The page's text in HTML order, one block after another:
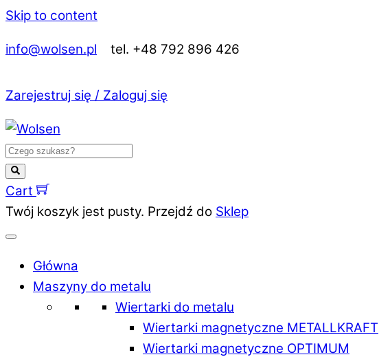
Skip to content
info@wolsen.pl tel. +48 792 896 426
Zarejestruj się / Zaloguj się
Cart
Twój koszyk jest pusty. Przejdź do Sklep
Główna
Maszyny do metalu
Wiertarki do metalu
Wiertarki magnetyczne METALLKRAFT
Wiertarki magnetyczne OPTIMUM